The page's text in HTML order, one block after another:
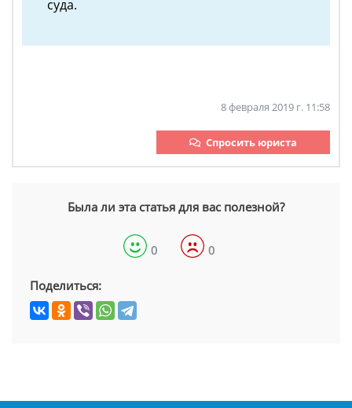
суда.
8 февраля 2019 г. 11:58
Спросить юриста
Была ли эта статья для вас полезной?
0 0
Поделиться: